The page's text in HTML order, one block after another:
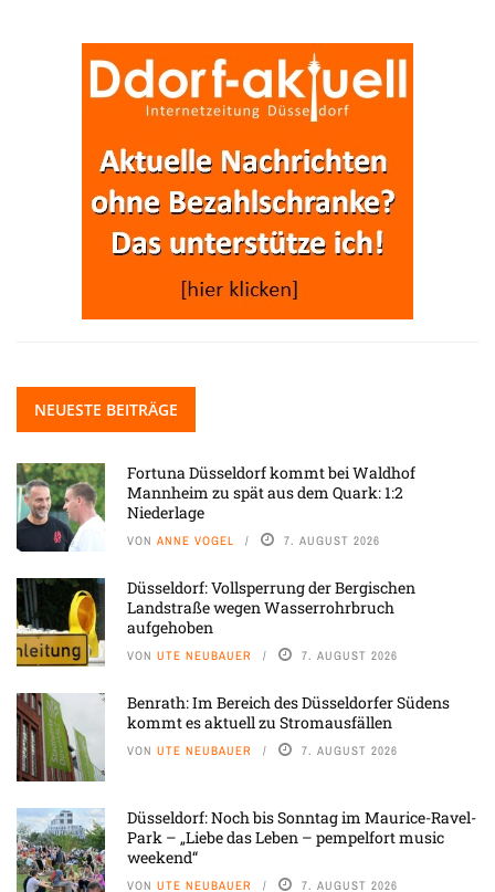
NEUESTE BEITRÄGE
Fortuna Düsseldorf kommt bei Waldhof
Mannheim zu spät aus dem Quark: 1:2
Niederlage
VON ANNE VOGEL 7. AUGUST 2026
Düsseldorf: Vollsperrung der Bergischen
Landstraße wegen Wasserrohrbruch
aufgehoben
VON UTE NEUBAUER 7. AUGUST 2026
Benrath: Im Bereich des Düsseldorfer Südens
kommt es aktuell zu Stromausfällen
VON UTE NEUBAUER 7. AUGUST 2026
Düsseldorf: Noch bis Sonntag im Maurice-Ravel-
Park – „Liebe das Leben – pempelfort music
weekend“
VON UTE NEUBAUER 7. AUGUST 2026